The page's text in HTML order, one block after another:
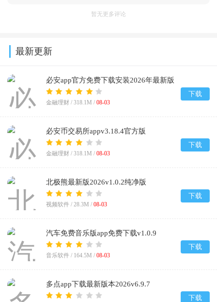
暂无更多评论
最新更新
必安app官方免费下载安装2026年最新版
v3.18.4
金融理财 / 318.1M / 08-03
下载
必安币交易所appv3.18.4官方版
金融理财 / 318.1M / 08-03
下载
北极熊最新版2026v1.0.2纯净版
视频软件 / 28.3M / 08-03
下载
汽车免费音乐版app免费下载v1.0.9
音乐软件 / 164.5M / 08-03
下载
多点app下载最新版本2026v6.9.7
下载